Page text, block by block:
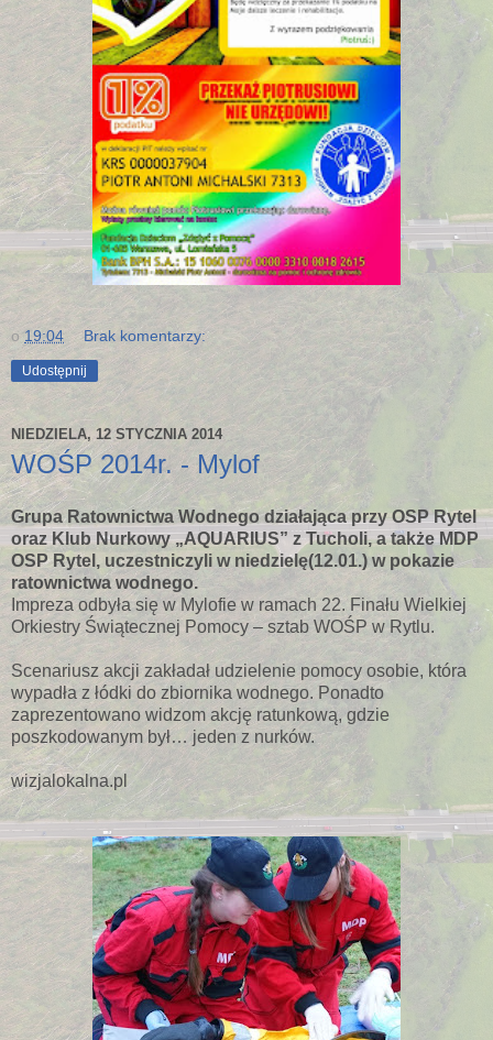
o 19:04 Brak komentarzy:
Udostępnij
NIEDZIELA, 12 STYCZNIA 2014
WOŚP 2014r. - Mylof
Grupa Ratownictwa Wodnego działająca przy OSP Rytel
oraz Klub Nurkowy „AQUARIUS” z Tucholi, a także MDP
OSP Rytel, uczestniczyli w niedzielę(12.01.) w pokazie
ratownictwa wodnego.
Impreza odbyła się w Mylofie w ramach 22. Finału Wielkiej
Orkiestry Świątecznej Pomocy – sztab WOŚP w Rytlu.
Scenariusz akcji zakładał udzielenie pomocy osobie, która
wypadła z łódki do zbiornika wodnego. Ponadto
zaprezentowano widzom akcję ratunkową, gdzie
poszkodowanym był… jeden z nurków.
wizjalokalna.pl